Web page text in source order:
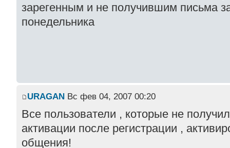
зарегенным и не получившим письма
понедельника
URAGAN Вс фев 04, 2007 00:20
Все пользователи , которые не
активации после регистрации ,
общения!